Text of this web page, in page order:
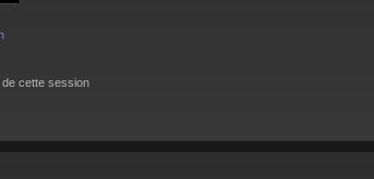
cette session